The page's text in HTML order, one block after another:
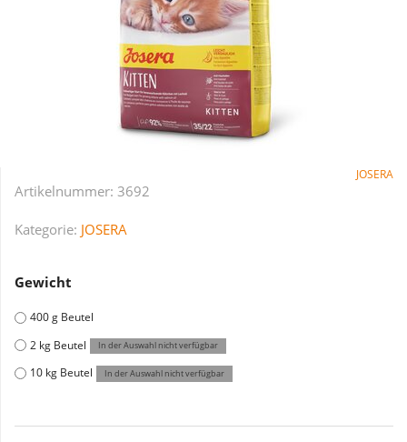
JOSERA
Artikelnummer: 3692
Kategorie: JOSERA
Gewicht
400 g Beutel
2 kg Beutel
In der Auswahl nicht verfügbar
10 kg Beutel In der Auswahl nicht verfügbar